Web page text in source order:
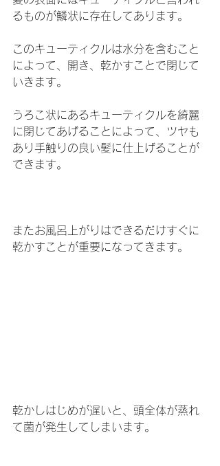
るものが鱗状に存在してあります。
このキューティクルは水分を含むこと
によって、開き、乾かすことで閉じて
いきます。
うろこ状にあるキューティクルを綺麗
に閉じてあげることによって、ツヤも
あり手触りの良い髪に仕上げることが
できます。
またお風呂上がりはできるだけすぐに
乾かすことが重要になってきます。
乾かしはじめが遅いと、頭全体が蒸れ
て菌が発生してしまいます。